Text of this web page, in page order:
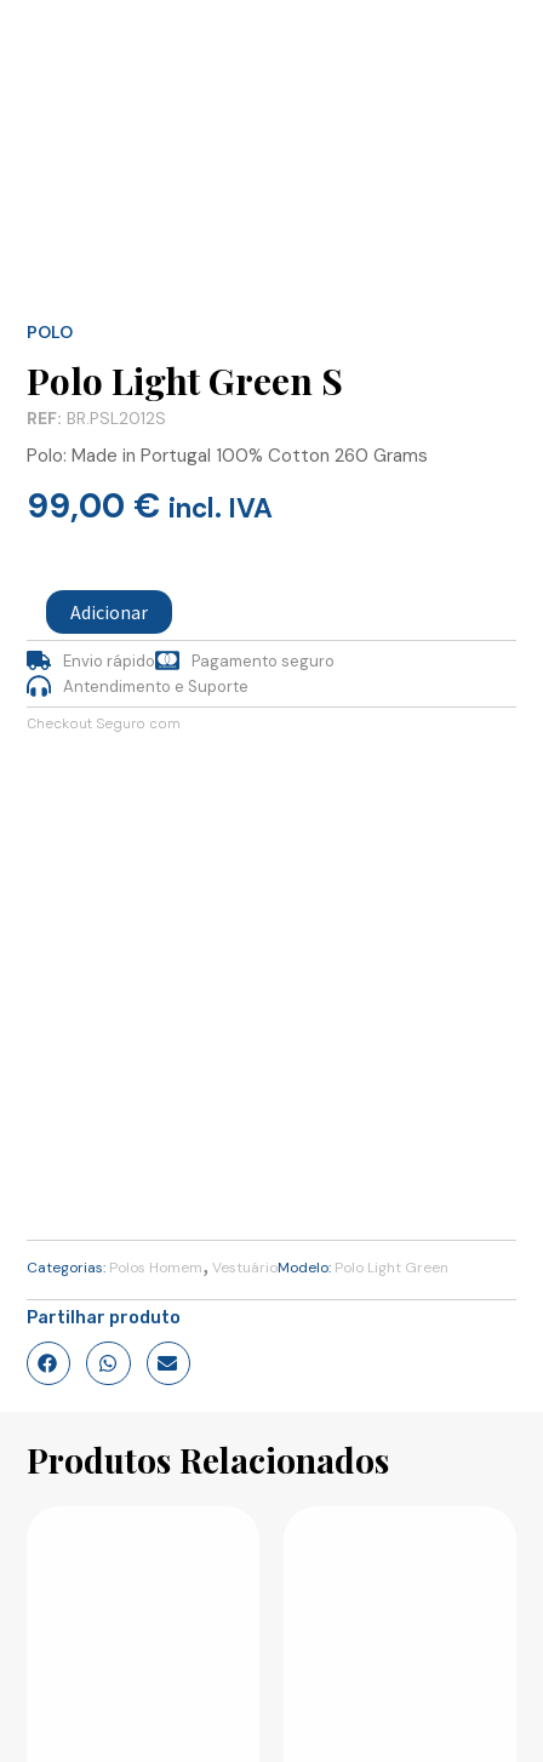
POLO
Polo Light Green S
REF: BR.PSL2012S
Polo: Made in Portugal 100% Cotton 260 Grams
99,00 € incl. IVA
Polo
Light
Green
S
Adicionar
Envio rápido
Pagamento seguro
Antendimento e Suporte
Checkout Seguro com
Categorias: Polos Homem, VestuárioModelo: Polo Light Green
Partilhar produto
Produtos Relacionados